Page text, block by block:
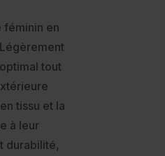
féminin en
tout
tissu et la
à leur
durabilité,